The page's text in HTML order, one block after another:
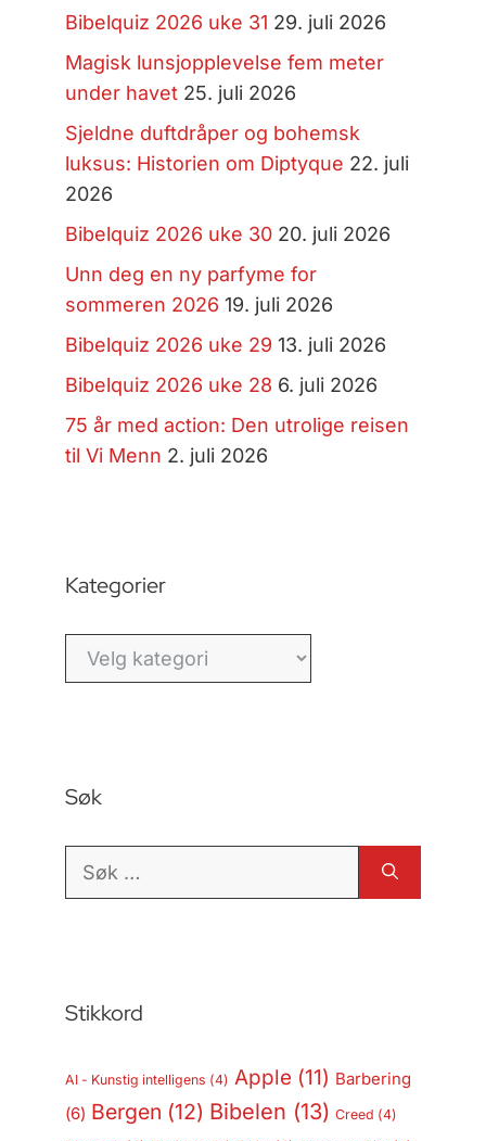
Bibelquiz 2026 uke 31 29. juli 2026
Magisk lunsjopplevelse fem meter
under havet 25. juli 2026
Sjeldne duftdråper og bohemsk
luksus: Historien om Diptyque 22. juli
2026
Bibelquiz 2026 uke 30 20. juli 2026
Unn deg en ny parfyme for
sommeren 2026 19. juli 2026
Bibelquiz 2026 uke 29 13. juli 2026
Bibelquiz 2026 uke 28 6. juli 2026
75 år med action: Den utrolige reisen
til Vi Menn 2. juli 2026
Kategorier
Kategorier
Søk
Søk
Stikkord
AI - Kunstig intelligens (4) Apple (11) Barbering
(6) Bergen (12) Bibelen (13) Creed (4)